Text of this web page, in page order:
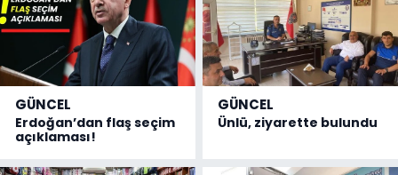
GÜNCEL
Erdoğan’dan flaş seçim
açıklaması!
GÜNCEL
Ünlü, ziyarette bulundu